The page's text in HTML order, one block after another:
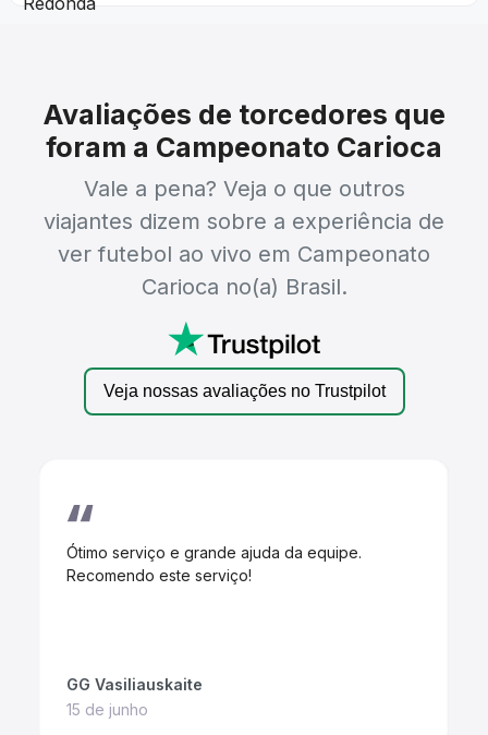
Avaliações de torcedores que
foram a Campeonato Carioca
Vale a pena? Veja o que outros
viajantes dizem sobre a experiência de
ver futebol ao vivo em Campeonato
Carioca no(a) Brasil.
Veja nossas avaliações no Trustpilot
Ótimo serviço e grande ajuda da equipe.
Recomendo este serviço!
GG Vasiliauskaite
15 de junho